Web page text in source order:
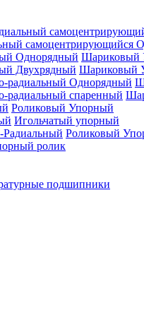
Шариковый
Шариковый
Роликовый Упорный
Игольчатый упорный
Роликовый
ролик
подшипники